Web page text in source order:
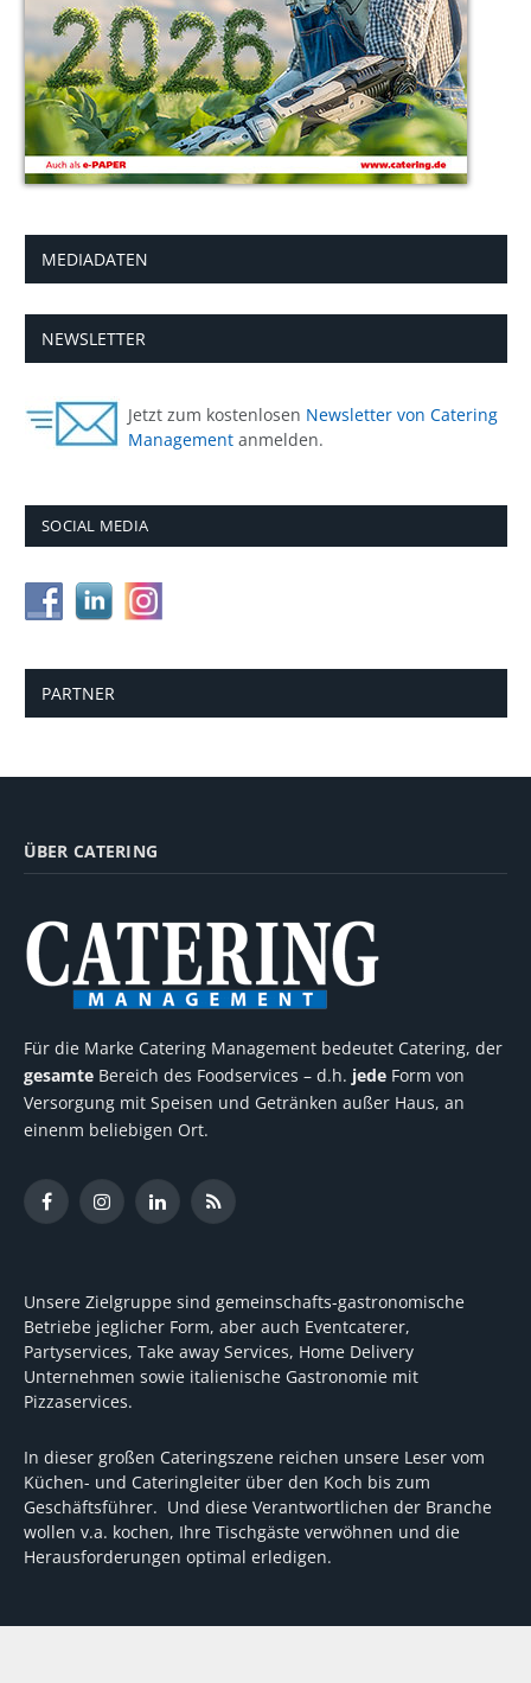
MEDIADATEN
NEWSLETTER
Jetzt zum kostenlosen Newsletter von Catering
Management anmelden.
SOCIAL MEDIA
PARTNER
ÜBER CATERING
Für die Marke Catering Management bedeutet Catering, der
gesamte Bereich des Foodservices – d.h. jede Form von
Versorgung mit Speisen und Getränken außer Haus, an
einenm beliebigen Ort.
FacebookInstagramLinkedInRSS
Unsere Zielgruppe sind gemeinschafts-gastronomische
Betriebe jeglicher Form, aber auch Eventcaterer,
Partyservices, Take away Services, Home Delivery
Unternehmen sowie italienische Gastronomie mit
Pizzaservices.
In dieser großen Cateringszene reichen unsere Leser vom
Küchen- und Cateringleiter über den Koch bis zum
Geschäftsführer. Und diese Verantwortlichen der Branche
wollen v.a. kochen, Ihre Tischgäste verwöhnen und die
Herausforderungen optimal erledigen.